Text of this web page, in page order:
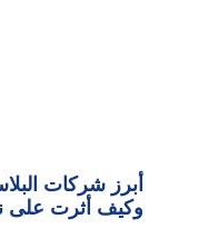
أبرز شركات
وكيف أثرت على